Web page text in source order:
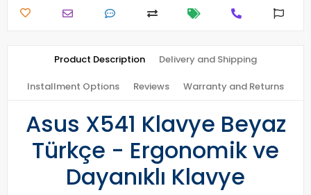
Product Description Delivery and Shipping
Installment Options Reviews Warranty and Returns
Asus X541 Klavye Beyaz
Türkçe - Ergonomik ve
Dayanıklı Klavye